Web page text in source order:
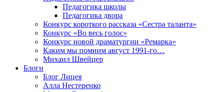
Педагогика школы
Педагогика двора
Конкурс короткого рассказа «Сестра таланта»
Конкурс «Во весь голос»
Конкурс новой драматургии «Ремарка»
Каким мы помним август 1991-го…
Михаил Швейцер
Блоги
Блог Лицея
Алла Нестеренко